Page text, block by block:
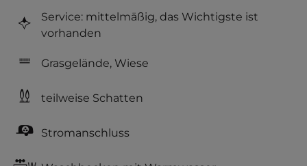
Service: mittelmäßig, das Wichtigste ist
vorhanden
Grasgelände, Wiese
teilweise Schatten
Stromanschluss